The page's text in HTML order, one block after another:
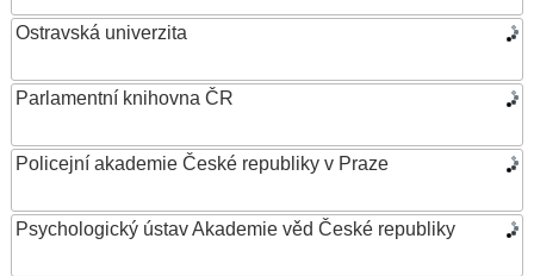
Ostravská univerzita
Parlamentní knihovna ČR
Policejní akademie České republiky v Praze
Psychologický ústav Akademie věd České republiky